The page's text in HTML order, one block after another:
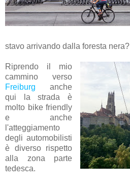
stavo arrivando dalla foresta nera?
Riprendo il mio
cammino verso
Freiburg anche
qui la strada è
molto bike friendly
e anche
l'atteggiamento
degli automobilisti
è diverso rispetto
alla zona parte
tedesca.